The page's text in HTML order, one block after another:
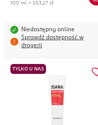
100 ml = 253,27 zł
Niedostępny online
Sprawdź dostępność w
drogerii
TYLKO U NAS